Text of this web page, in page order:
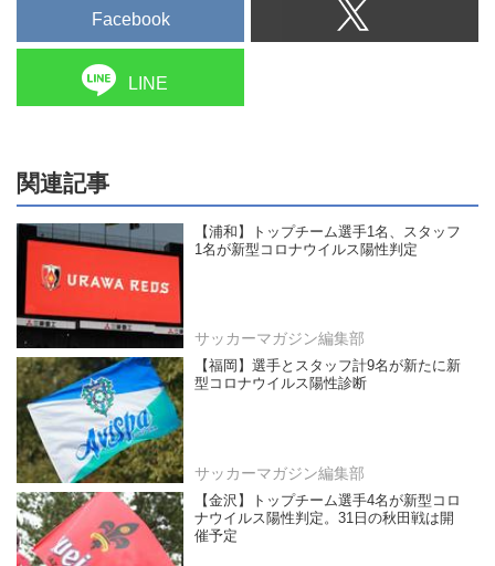
Facebook
LINE
関連記事
【浦和】トップチーム選手1名、スタッフ
1名が新型コロナウイルス陽性判定
サッカーマガジン編集部
【福岡】選手とスタッフ計9名が新たに新
型コロナウイルス陽性診断
サッカーマガジン編集部
【金沢】トップチーム選手4名が新型コロ
ナウイルス陽性判定。31日の秋田戦は開
催予定